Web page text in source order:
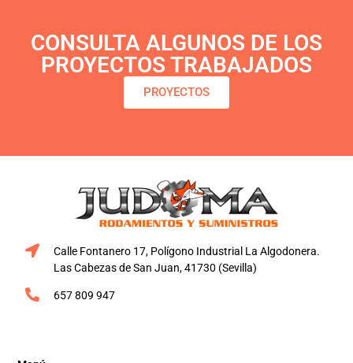
CONSULTA ALGUNOS DE LOS
PROYECTOS TRABAJADOS
PROYECTOS
Calle Fontanero 17, Polígono Industrial La Algodonera.
Las Cabezas de San Juan, 41730 (Sevilla)
657 809 947